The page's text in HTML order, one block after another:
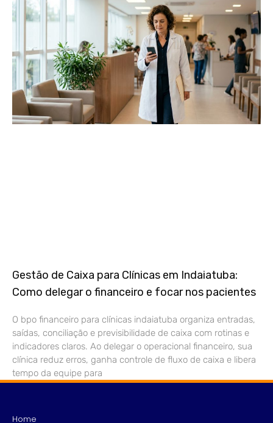
Gestão de Caixa para Clínicas em Indaiatuba:
Como delegar o financeiro e focar nos pacientes
O bpo financeiro para clínicas indaiatuba organiza entradas,
saídas, conciliação e previsibilidade de caixa com rotinas e
indicadores claros. Ao delegar o operacional financeiro, sua
clínica reduz erros, ganha controle de fluxo de caixa e libera
tempo da equipe para
Home